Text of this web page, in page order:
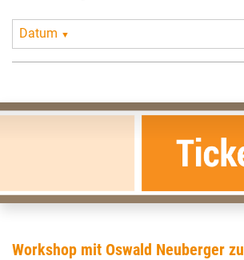
Datum ▼
Workshop mit Oswald Neuberger zu